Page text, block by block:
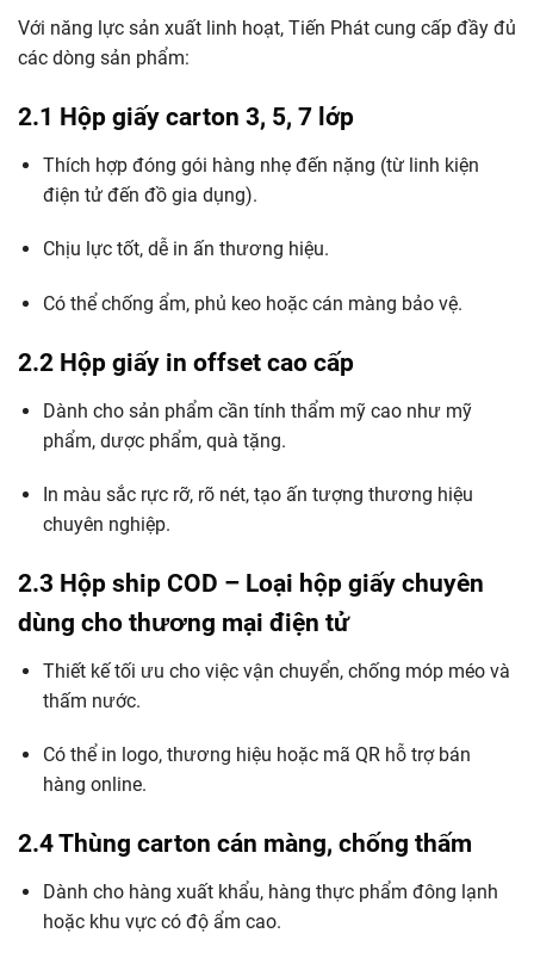
Với năng lực sản xuất linh hoạt, Tiến Phát cung cấp đầy đủ
các dòng sản phẩm:
2.1 Hộp giấy carton 3, 5, 7 lớp
Thích hợp đóng gói hàng nhẹ đến nặng (từ linh kiện
điện tử đến đồ gia dụng).
Chịu lực tốt, dễ in ấn thương hiệu.
Có thể chống ẩm, phủ keo hoặc cán màng bảo vệ.
2.2 Hộp giấy in offset cao cấp
Dành cho sản phẩm cần tính thẩm mỹ cao như mỹ
phẩm, dược phẩm, quà tặng.
In màu sắc rực rỡ, rõ nét, tạo ấn tượng thương hiệu
chuyên nghiệp.
2.3 Hộp ship COD – Loại hộp giấy chuyên
dùng cho thương mại điện tử
Thiết kế tối ưu cho việc vận chuyển, chống móp méo và
thấm nước.
Có thể in logo, thương hiệu hoặc mã QR hỗ trợ bán
hàng online.
2.4 Thùng carton cán màng, chống thấm
Dành cho hàng xuất khẩu, hàng thực phẩm đông lạnh
hoặc khu vực có độ ẩm cao.